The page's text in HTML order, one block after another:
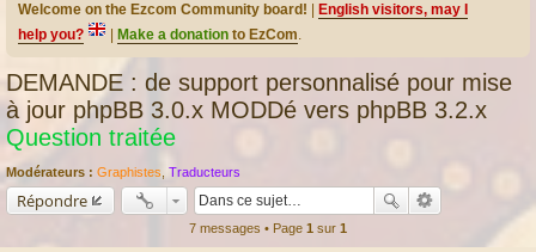
Welcome on the Ezcom Community board!
English visitors, may I
help you?
Make a donation to EzCom.
DEMANDE : de support personnalisé pour mise
à jour phpBB 3.0.x MODDé vers phpBB 3.2.x
Question traitée
Modérateurs : Graphistes Traducteurs
Répondre
7 messages • Page 1 sur 1